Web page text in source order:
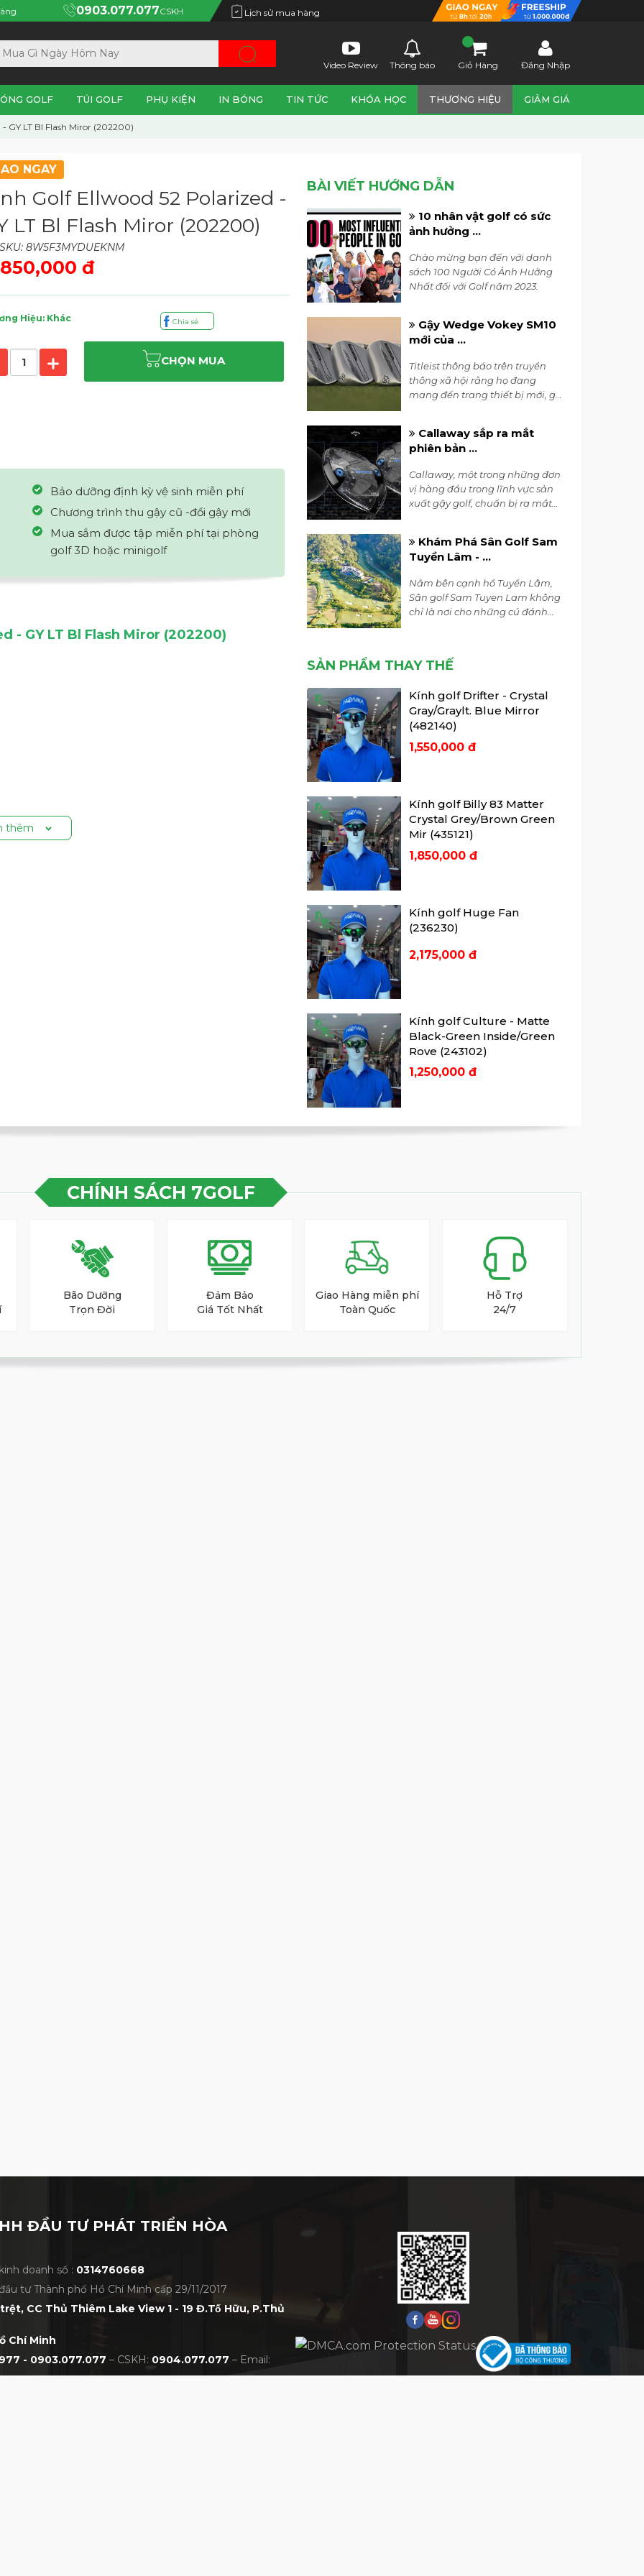
0903.077.077CSKH Lịch sử mua hàng
Video Review Thông báo Giỏ Hàng Đăng Nhập
GOLF TÚI GOLF PHỤ KIỆN IN BÓNG TIN TỨC KHÓA HỌC THƯƠNG HIỆU GIẢM GIÁ
GY LT Bl Flash Miror (202200)
NGAY
Golf Ellwood 52 Polarized -
LT Bl Flash Miror (202200)
8W5F3MYDUEKNM
đ
Hiệu: Khác Chia sẻ
CHỌN MUA
Bảo dưỡng định kỳ vệ sinh miễn phí
Chương trình thu gậy cũ -đổi gậy mới
Mua sắm được tập miễn phí tại phòng
golf 3D hoặc minigolf
- GY LT Bl Flash Miror (202200)
thêm
BÀI VIẾT HƯỚNG DẪN
10 nhân vật golf có sức
ảnh hưởng ...
Chào mừng bạn đến với danh
sách 100 Người Có Ảnh Hưởng
Nhất đối với Golf năm 2023.
Gậy Wedge Vokey SM10
mới của ...
Titleist thông báo trên truyền
thông xã hội rằng họ đang
mang đến trang thiết bị mới, gậy
Sentry.
Callaway sắp ra mắt
phiên bản ...
Callaway, một trong những đơn
vị hàng đầu trong lĩnh vực sản
xuất gậy golf, chuẩn bị ra mắt
Khám Phá Sân Golf Sam
Tuyền Lâm - ...
Nằm bên cạnh hồ Tuyền Lâm,
Sân golf Sam Tuyen Lam không
chỉ là nơi cho những cú đánh
nghiệm sự kết hợp tuyệt vời giữa
thiên nhiên hùng vĩ và đẳng cấp
chơi golf ...
Dưới đây là một số mẹo tâm lý
giúp bạn vươn mình và thưởng
thức mỗi pha đánh golf.
SẢN PHẨM THAY THẾ
Kính golf Drifter - Crystal
Gray/Graylt. Blue Mirror
(482140)
1,550,000 đ
Kính golf Billy 83 Matter
Crystal Grey/Brown Green
Mir (435121)
1,850,000 đ
Kính golf Huge Fan
(236230)
2,175,000 đ
Kính golf Culture - Matte
Black-Green Inside/Green
Rove (243102)
1,250,000 đ
Kính golf Gambler Matte
CHÍNH SÁCH 7GOLF
Bão Dưỡng
Trọn Đời
Đảm Bảo
Giá Tốt Nhất
Giao Hàng miễn phí
Toàn Quốc
Hỗ Trợ
24/7
ĐẦU TƯ PHÁT TRIỂN HÒA
doanh số : 0314760668
tư Thành phố Hồ Chí Minh cấp 29/11/2017
CC Thủ Thiêm Lake View 1 - 19 Đ.Tố Hữu, P.Thủ
Chí Minh
- 0903.077.077 – CSKH: 0904.077.077 – Email: